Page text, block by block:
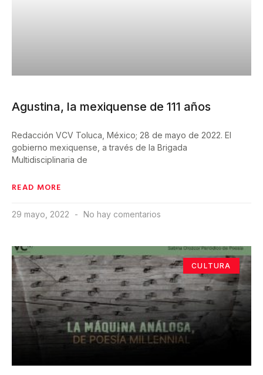
Agustina, la mexiquense de 111 años
Redacción VCV Toluca, México; 28 de mayo de 2022. El
gobierno mexiquense, a través de la Brigada
Multidisciplinaria de
READ MORE
29 mayo, 2022 No hay comentarios
CULTURA